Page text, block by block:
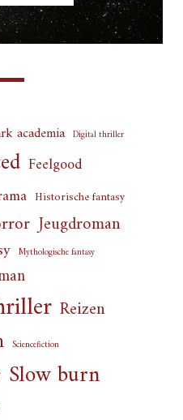
academia Digital thriller
Feelgood
Historische fantasy
Jeugdroman
Mythologische fantasy
Reizen
Sciencefiction
Slow burn